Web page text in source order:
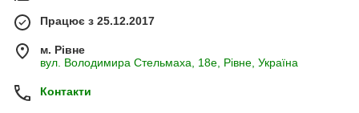
Працює з 25.12.2017
м. Рівне
вул. Володимира Стельмаха, 18е, Рівне, Україна
Контакти